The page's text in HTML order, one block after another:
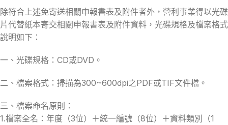
除符合上述免寄送相關申報書表及附件者外，營利事業得以光碟
片代替紙本寄交相關申報書表及附件資料，光碟規格及檔案格式
說明如下：
一、光碟規格：CD或DVD。
二、檔案格式：掃描為300~600dpi之PDF或TIF文件檔。
三、檔案命名原則：
1.檔案全名：年度（3位）＋統一編號（8位）＋資料類別（1